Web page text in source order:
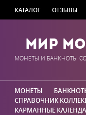
КАТАЛОГ ОТЗЫВЫ
Мир
МОНЕТЫ И БАНКНОТЫ
МОНЕТЫ
СПРАВОЧНИК
КАРМАННЫЕ